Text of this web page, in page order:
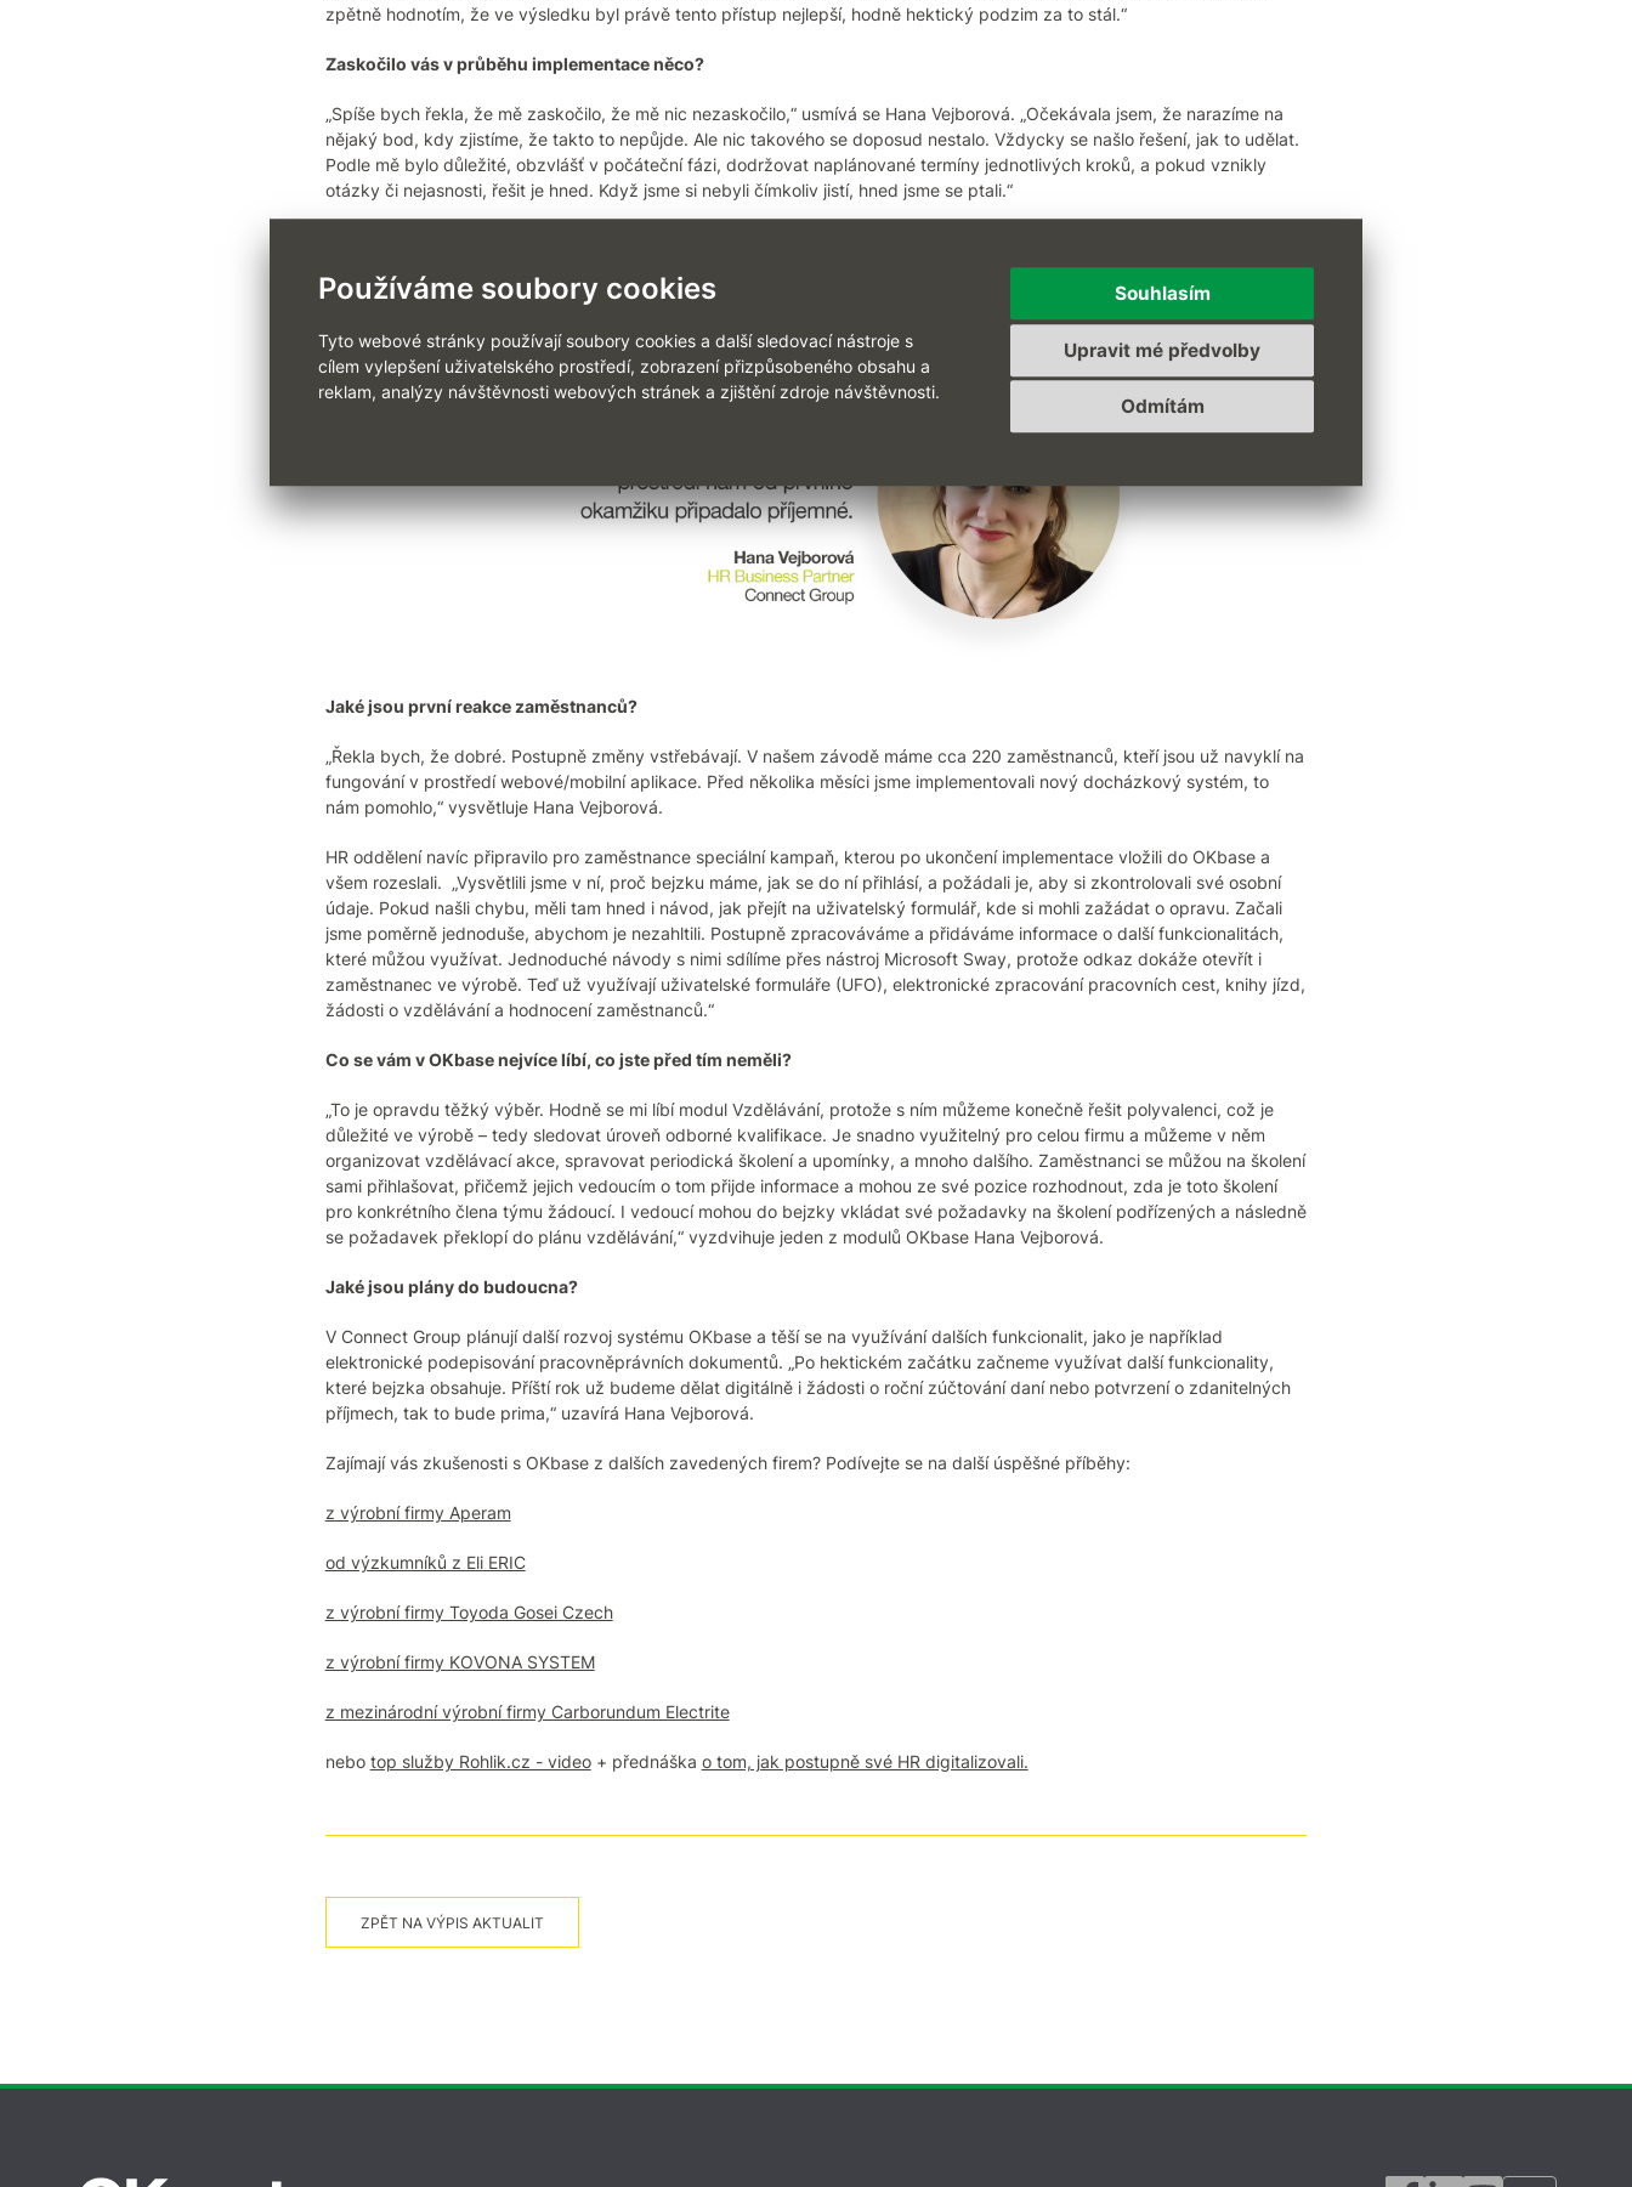
Používáme soubory cookies
Tyto webové stránky používají soubory cookies a další sledovací nástroje s
cílem vylepšení uživatelského prostředí, zobrazení přizpůsobeného obsahu a
reklam, analýzy návštěvnosti webových stránek a zjištění zdroje návštěvnosti.
Souhlasím
Odmítám
Upravit mé předvolby
zpětně hodnotím, že ve výsledku byl právě tento přístup nejlepší, hodně hektický podzim za to stál.“
Zaskočilo vás v průběhu implementace něco?
„Spíše bych řekla, že mě zaskočilo, že mě nic nezaskočilo,“ usmívá se Hana Vejborová. „Očekávala jsem, že narazíme na
nějaký bod, kdy zjistíme, že takto to nepůjde. Ale nic takového se doposud nestalo. Vždycky se našlo řešení, jak to udělat.
Podle mě bylo důležité, obzvlášť v počáteční fázi, dodržovat naplánované termíny jednotlivých kroků, a pokud vznikly
otázky či nejasnosti, řešit je hned. Když jsme si nebyli čímkoliv jistí, hned jsme se ptali.“
podobných HR systémů za sebou víc a doposud jsem v žádném takové možnosti neměla. Uživatelé s alespoň základními
IT dovednostmi si mohou spoustu věcí nastavit sami, což je skvělé,“ dodává.
Jaké jsou první reakce zaměstnanců?
„Řekla bych, že dobré. Postupně změny vstřebávají. V našem závodě máme cca 220 zaměstnanců, kteří jsou už navyklí na
fungování v prostředí webové/mobilní aplikace. Před několika měsíci jsme implementovali nový docházkový systém, to
nám pomohlo,“ vysvětluje Hana Vejborová.
HR oddělení navíc připravilo pro zaměstnance speciální kampaň, kterou po ukončení implementace vložili do OKbase a
všem rozeslali. „Vysvětlili jsme v ní, proč bejzku máme, jak se do ní přihlásí, a požádali je, aby si zkontrolovali své osobní
údaje. Pokud našli chybu, měli tam hned i návod, jak přejít na uživatelský formulář, kde si mohli zažádat o opravu. Začali
jsme poměrně jednoduše, abychom je nezahltili. Postupně zpracováváme a přidáváme informace o další funkcionalitách,
které můžou využívat. Jednoduché návody s nimi sdílíme přes nástroj Microsoft Sway, protože odkaz dokáže otevřít i
zaměstnanec ve výrobě. Teď už využívají uživatelské formuláře (UFO), elektronické zpracování pracovních cest, knihy jízd,
žádosti o vzdělávání a hodnocení zaměstnanců.“
Co se vám v OKbase nejvíce líbí, co jste před tím neměli?
„To je opravdu těžký výběr. Hodně se mi líbí modul Vzdělávání, protože s ním můžeme konečně řešit polyvalenci, což je
důležité ve výrobě – tedy sledovat úroveň odborné kvalifikace. Je snadno využitelný pro celou firmu a můžeme v něm
organizovat vzdělávací akce, spravovat periodická školení a upomínky, a mnoho dalšího. Zaměstnanci se můžou na školení
sami přihlašovat, přičemž jejich vedoucím o tom přijde informace a mohou ze své pozice rozhodnout, zda je toto školení
pro konkrétního člena týmu žádoucí. I vedoucí mohou do bejzky vkládat své požadavky na školení podřízených a následně
se požadavek překlopí do plánu vzdělávání,“ vyzdvihuje jeden z modulů OKbase Hana Vejborová.
Jaké jsou plány do budoucna?
V Connect Group plánují další rozvoj systému OKbase a těší se na využívání dalších funkcionalit, jako je například
elektronické podepisování pracovněprávních dokumentů. „Po hektickém začátku začneme využívat další funkcionality,
které bejzka obsahuje. Příští rok už budeme dělat digitálně i žádosti o roční zúčtování daní nebo potvrzení o zdanitelných
příjmech, tak to bude prima,“ uzavírá Hana Vejborová.
Zajímají vás zkušenosti s OKbase z dalších zavedených firem? Podívejte se na další úspěšné příběhy:
z výrobní firmy Aperam
od výzkumníků z Eli ERIC
z výrobní firmy Toyoda Gosei Czech
z výrobní firmy KOVONA SYSTEM
z mezinárodní výrobní firmy Carborundum Electrite
nebo top služby Rohlik.cz - video+ přednáška o tom, jak postupně své HR digitalizovali.
ZPĚT NA VÝPIS AKTUALIT